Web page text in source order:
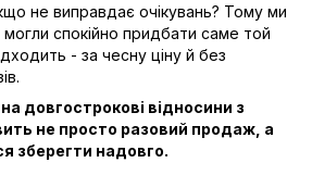
не виправдає очікувань? Тому ми
спокійно придбати саме той
- за чесну ціну й без
довгострокові відносини з
не просто разовий продаж, а
зберегти надовго.